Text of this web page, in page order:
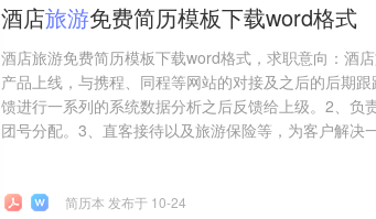
酒店旅游免费简历模板下载word格式
酒店旅游免费简历模板下载word格式，求职意向：酒
产品上线，与携程、同程等网站的对接及之后的后期
馈进行一系列的系统数据分析之后反馈给上级。2、负
团号分配。3、直客接待以及旅游保险等，为客户解决
简历本 发布于 10-24